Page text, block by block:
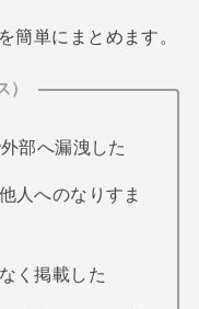
簡単にまとめます。
部へ漏洩した
人へのなりすま
く掲載した